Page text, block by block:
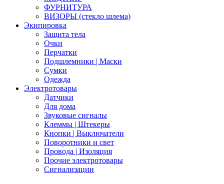
ФУРНИТУРА
ВИЗОРЫ (стекло шлема)
Экипировка
Защита тела
Очки
Перчатки
Подшлемники | Маски
Сумки
Одежда
Электротовары
Датчики
Для дома
Звуковые сигналы
Клеммы | Штекеры
Кнопки | Выключатели
Поворотники и свет
Провода | Изоляция
Прочие электротовары
Сигнализации